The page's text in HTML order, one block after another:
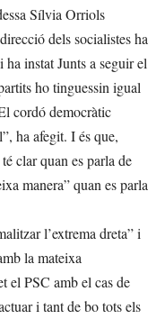
Sílvia Orriols
dels socialistes ha
instat Junts a seguir el
ho tinguessin igual
cordó democràtic
ha afegit. I és que,
clar quan es parla de
manera” quan es parla
l’extrema dreta” i
la mateixa
el PSC amb el cas de
i tant de bo tots els